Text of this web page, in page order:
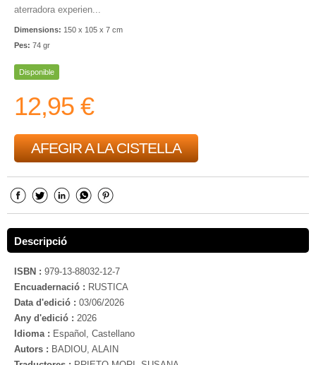
aterradora experien...
Dimensions: 150 x 105 x 7 cm
Pes: 74 gr
Disponible
12,95 €
AFEGIR A LA CISTELLA
Descripció
ISBN : 979-13-88032-12-7
Encuadernació : RUSTICA
Data d'edició : 03/06/2026
Any d'edició : 2026
Idioma : Español, Castellano
Autors : BADIOU, ALAIN